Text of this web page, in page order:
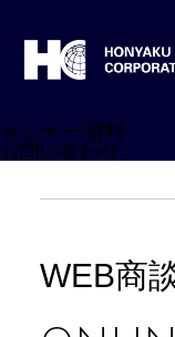
セミナー/資料
お問い合わせ
WEB商